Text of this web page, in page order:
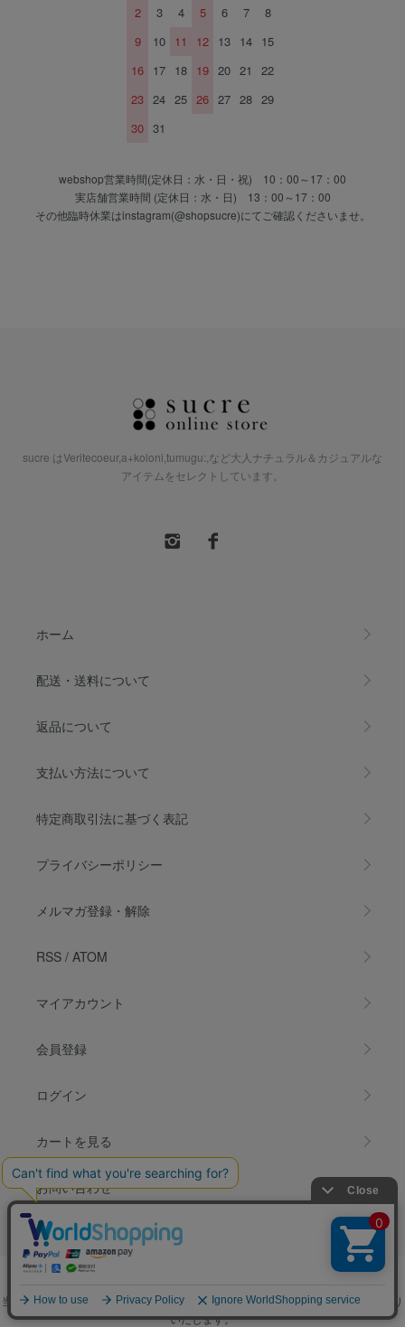
2
3 4 5 6 7
8
9
10 11 12 13 14 15
16 17 18 19 20 21
22
23 24 25 26 27 28 29
30 31
webshop営業時間(定休日：水・日・祝) 10：00～17：00
実店舗営業時間 (定休日：水・日) 13：00～17：00
その他臨時休業はinstagram(@shopsucre)にてご確認くださいませ。
sucre はVeritecoeur,a+koloni,tumugu:,など大人ナチュラル＆カジュアルな
アイテムをセレクトしています。
ホーム
配送・送料について
返品について
支払い方法について
特定商取引法に基づく表記
プライバシーポリシー
メルマガ登録・解除
RSS / ATOM
マイアカウント
会員登録
ログイン
カートを見る
お問い合わせ
当ホームページ内の画像など全ての内容につきまして無断転載・転用を固くお断り
いたします。